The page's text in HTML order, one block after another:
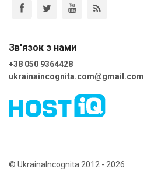
Зв'язок з нами
+38 050 9364428
ukrainaincognita.com@gmail.com
© UkrainaIncognita 2012 - 2026